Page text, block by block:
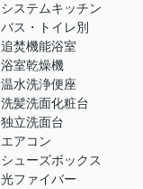
システムキッチン
バス・トイレ別
追焚機能浴室
浴室乾燥機
温水洗浄便座
洗髪洗面化粧台
独立洗面台
エアコン
シューズボックス
光ファイバー